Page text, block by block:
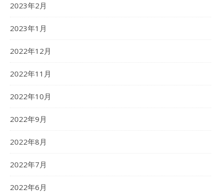
2023年2月
2023年1月
2022年12月
2022年11月
2022年10月
2022年9月
2022年8月
2022年7月
2022年6月